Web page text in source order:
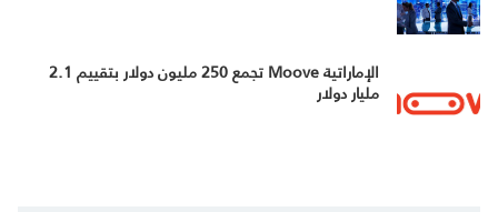
الإماراتية Moove تجمع 250 مليون دولار بتقييم 2.1
مليار دولار